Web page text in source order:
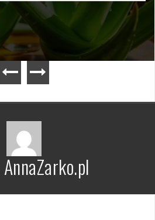
AnnaZarko.pl